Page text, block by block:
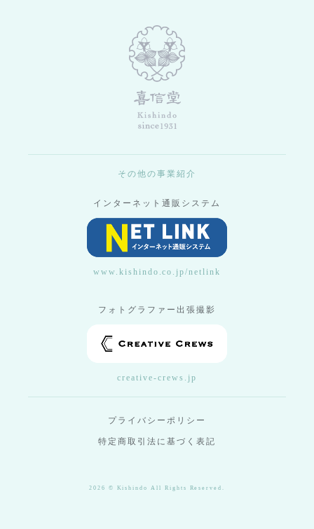
その他の事業紹介
インターネット通販システム
www.kishindo.co.jp/netlink
フォトグラファー出張撮影
creative-crews.jp
プライバシーポリシー
特定商取引法に基づく表記
2026 © Kishindo All Rights Reserved.